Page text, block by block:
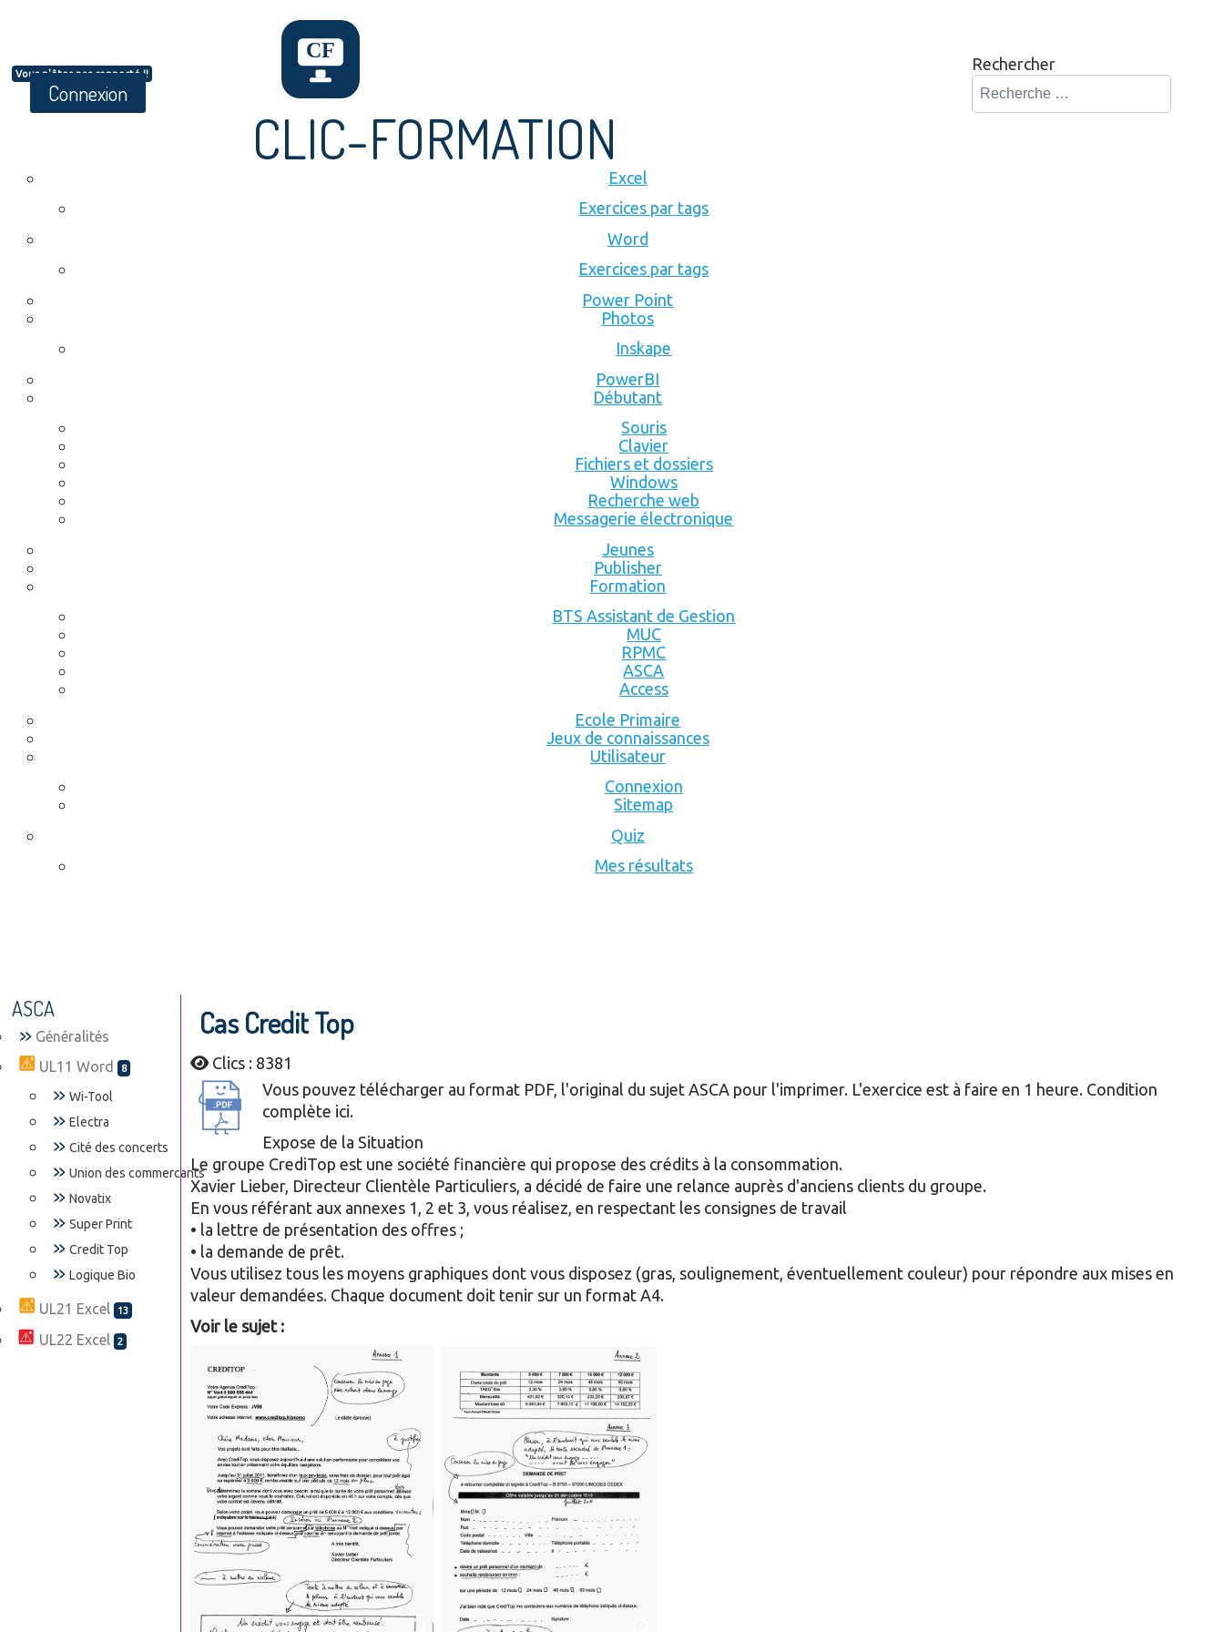
Vous n'êtes pas connecté !!
Connexion
CLIC-FORMATION
Rechercher
Excel
Exercices par tags
Word
Exercices par tags
Power Point
Photos
Inskape
PowerBI
Débutant
Souris
Clavier
Fichiers et dossiers
Windows
Recherche web
Messagerie électronique
Jeunes
Publisher
Formation
BTS Assistant de Gestion
MUC
RPMC
ASCA
Access
Ecole Primaire
Jeux de connaissances
Utilisateur
Connexion
Sitemap
Quiz
Mes résultats
ASCA
Généralités
UL11 Word
8
Wi-Tool
Electra
Cité des concerts
Union des commercants
Novatix
Super Print
Credit Top
Logique Bio
UL21 Excel 13
UL22 Excel 2
Cas Credit Top
Clics : 8381
Vous pouvez télécharger au format PDF, l'original du sujet ASCA pour l'imprimer. L'exercice est à faire en 1 heure. Condition
complète ici.
Expose de la Situation
Le groupe CrediTop est une société financière qui propose des crédits à la consommation.
Xavier Lieber, Directeur Clientèle Particuliers, a décidé de faire une relance auprès d'anciens clients du groupe.
En vous référant aux annexes 1, 2 et 3, vous réalisez, en respectant les consignes de travail
• la lettre de présentation des offres ;
• la demande de prêt.
Vous utilisez tous les moyens graphiques dont vous disposez (gras, soulignement, éventuellement couleur) pour répondre aux mises en
valeur demandées. Chaque document doit tenir sur un format A4.
Voir le sujet :